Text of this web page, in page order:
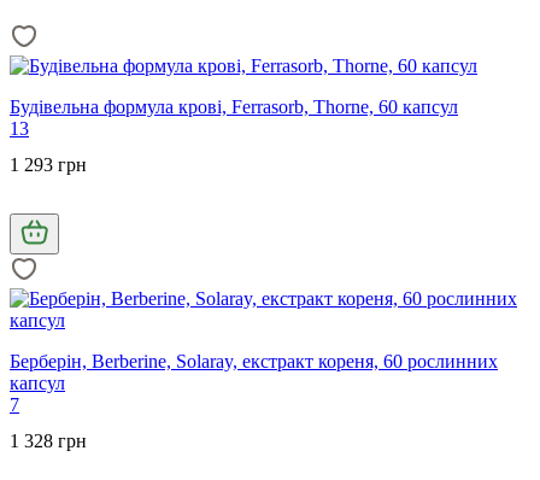
Будівельна формула крові, Ferrasorb, Thorne, 60 капсул
13
1 293 грн
Берберін, Berberine, Solaray, екстракт кореня, 60 рослинних
капсул
7
1 328 грн